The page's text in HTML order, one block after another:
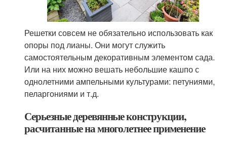
Решетки совсем не обязательно использовать как
опоры под лианы. Они могут служить
самостоятельным декоративным элементом сада.
Или на них можно вешать небольшие кашпо с
однолетними ампельными культурами: петуниями,
пеларгониями и т.д.
Серьезные деревянные конструкции,
расчитанные на многолетнее применение